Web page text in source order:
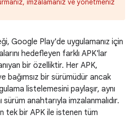
imzalamanız ve yönetmeniz
Google Play'de uygulamanız için
hedefleyen farklı APK'lar
bir özelliktir. Her APK,
bağımsız bir sürümüdür ancak
listelemesini paylaşır, aynı
sürüm anahtarıyla imzalanmalıdır.
tek bir APK ile istenen tüm